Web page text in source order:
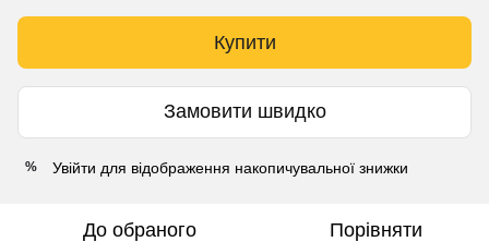
Купити
Замовити швидко
% Увійти для відображення накопичувальної знижки
До обраного Порівняти